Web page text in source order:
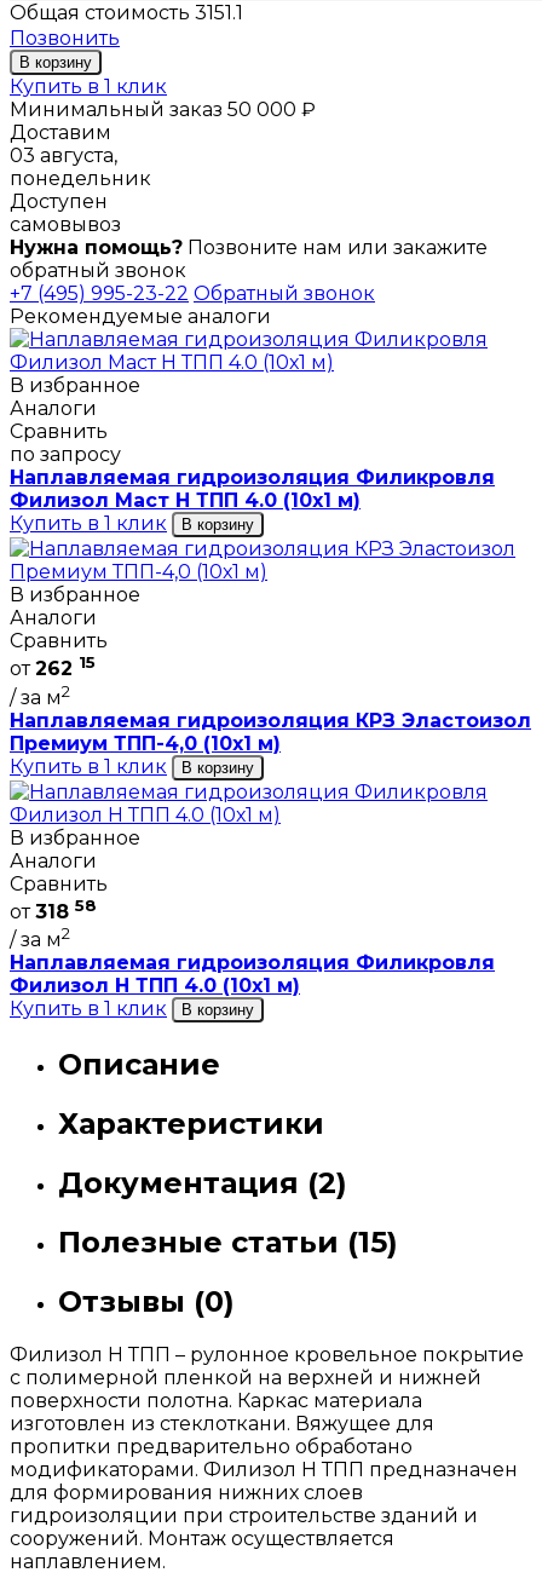
Общая стоимость 3151.1
Позвонить
В корзину
Купить в 1 клик
Минимальный заказ 50 000 ₽
Доставим
03 августа,
понедельник
Доступен
самовывоз
Нужна помощь? Позвоните нам или закажите
обратный звонок
+7 (495) 995-23-22 Обратный звонок
Рекомендуемые аналоги
В избранное
Аналоги
Сравнить
по запросу
Наплавляемая гидроизоляция Филикровля
Филизол Маст Н ТПП 4.0 (10х1 м)
Купить в 1 клик
В корзину
В избранное
Аналоги
Сравнить
от262 15
/ за м2
Наплавляемая гидроизоляция КРЗ Эластоизол
Премиум ТПП-4,0 (10х1 м)
Купить в 1 клик
В корзину
В избранное
Аналоги
Сравнить
от318 58
/ за м2
Наплавляемая гидроизоляция Филикровля
Филизол Н ТПП 4.0 (10х1 м)
Купить в 1 клик
В корзину
Описание
Характеристики
Документация (2)
Полезные статьи (15)
Отзывы (0)
Филизол Н ТПП – рулонное кровельное покрытие
с полимерной пленкой на верхней и нижней
поверхности полотна. Каркас материала
изготовлен из стеклоткани. Вяжущее для
пропитки предварительно обработано
модификаторами. Филизол Н ТПП предназначен
для формирования нижних слоев
гидроизоляции при строительстве зданий и
сооружений. Монтаж осуществляется
наплавлением.